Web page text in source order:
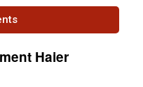
Haier